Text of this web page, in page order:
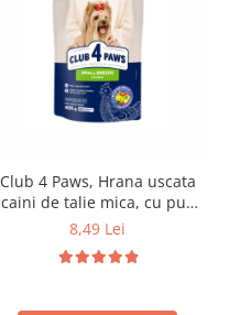
Club 4 Paws, Hrana uscata
caini de talie mica, cu pui,
400g
8,49 Lei